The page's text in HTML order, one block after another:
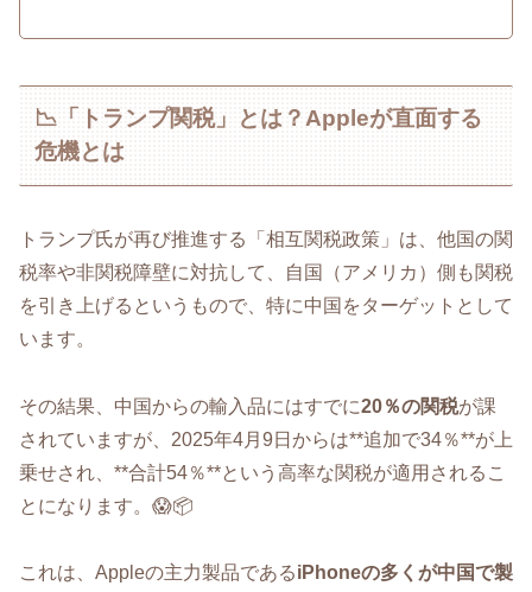
📉「トランプ関税」とは？Appleが直面する
危機とは
トランプ氏が再び推進する「相互関税政策」は、他国の関
税率や非関税障壁に対抗して、自国（アメリカ）側も関税
を引き上げるというもので、特に中国をターゲットとして
います。
その結果、中国からの輸入品にはすでに20％の関税が課
されていますが、2025年4月9日からは**追加で34％**が上
乗せされ、**合計54％**という高率な関税が適用されるこ
とになります。😱📦
これは、Appleの主力製品であるiPhoneの多くが中国で製